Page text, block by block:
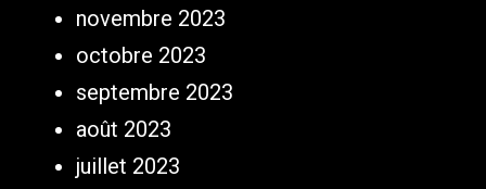
novembre 2023
octobre 2023
septembre 2023
août 2023
juillet 2023